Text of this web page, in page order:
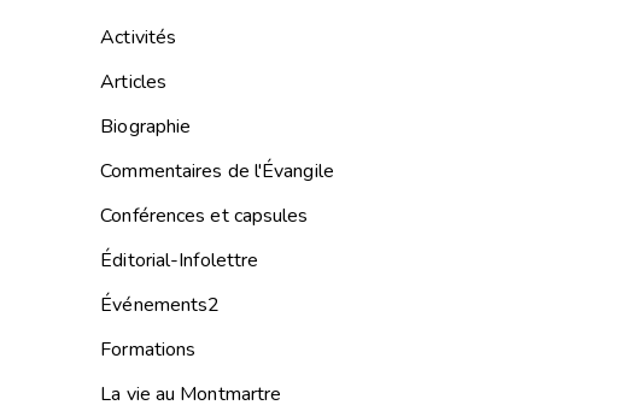
Activités
Articles
Biographie
Commentaires de l'Évangile
Conférences et capsules
Éditorial-Infolettre
Événements2
Formations
La vie au Montmartre